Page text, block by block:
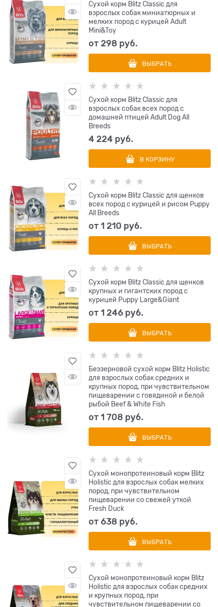
Сухой корм Blitz Classic для
взрослых собак миниатюрных и
мелких пород с курицей Adult
Mini&Toy
от298 руб.
ВЫБРАТЬ
Сухой корм Blitz Classic для
взрослых собак всех пород с
домашней птицей Adult Dog All
Breeds
4 224 руб.
В КОРЗИНУ
Сухой корм Blitz Classic для щенков
всех пород с курицей и рисом Puppy
All Breeds
от1 210 руб.
ВЫБРАТЬ
Сухой корм Blitz Classic для щенков
крупных и гигантских пород с
курицей Puppy Large&Giant
от1 246 руб.
ВЫБРАТЬ
Беззерновой сухой корм Blitz Holistic
для взрослых собак средних и
крупных пород, при чувствительном
пищеварении с говядиной и белой
рыбой Beef & White Fish
от1 708 руб.
ВЫБРАТЬ
Сухой монопротеиновый корм Blitz
Holistic для взрослых собак мелких
пород, при чувствительном
пищеварении со свежей уткой
Fresh Duck
от638 руб.
ВЫБРАТЬ
Сухой монопротеиновый корм Blitz
Holistic для взрослых собак средних
и крупных пород, при
чувствительном пищеварении со